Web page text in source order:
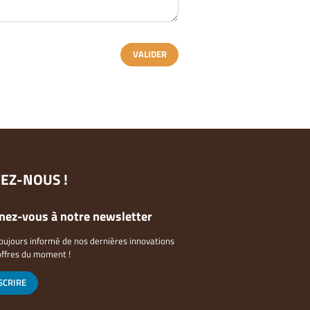
VALIDER
NOUS !
vous à notre newsletter
informé de nos dernières innovations
du moment !